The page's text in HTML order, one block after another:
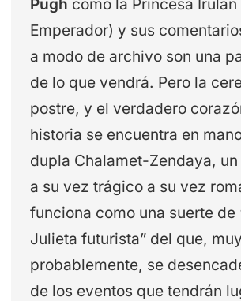
Emperador) y sus
a modo de archivo son una
de lo que vendrá. Pero la
postre, y el verdadero
historia se encuentra en
dupla Chalamet-Zendaya,
a su vez trágico a su vez
funciona como una suerte de
Julieta futurista” del que, muy
probablemente, se
de los eventos que tendrán